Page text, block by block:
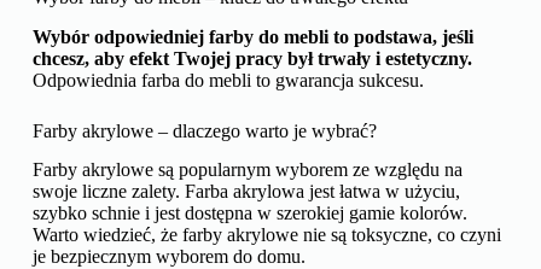
Wybór odpowiedniej farby do mebli to podstawa, jeśli
chcesz, aby efekt Twojej pracy był trwały i estetyczny.
Odpowiednia farba do mebli to gwarancja sukcesu.
Farby akrylowe – dlaczego warto je wybrać?
Farby akrylowe są popularnym wyborem ze względu na
swoje liczne zalety. Farba akrylowa jest łatwa w użyciu,
szybko schnie i jest dostępna w szerokiej gamie kolorów.
Warto wiedzieć, że farby akrylowe nie są toksyczne, co czyni
je bezpiecznym wyborem do domu.